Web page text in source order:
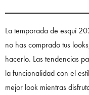
La temporada de esquí
no has comprado tus
hacerlo. Las tendencias
la funcionalidad con el
mejor look mientras